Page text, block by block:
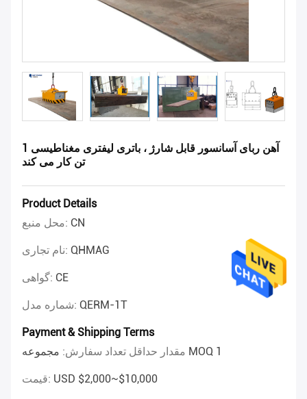
آهن ربای آسانسور قابل شارژ ، باتری لیفتری مغناطیسی 1
تن کار می کند
Product Details
محل منبع: CN
نام تجاری: QHMAG
گواهی: CE
شماره مدل: QERM-1T
Payment & Shipping Terms
مقدار حداقل تعداد سفارش: مجموعه MOQ 1
قیمت: USD $2,000~$10,000